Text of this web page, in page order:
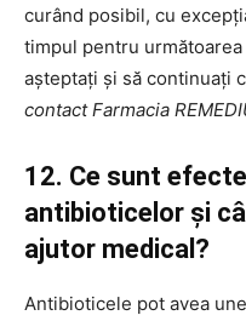
curând posibil, cu
timpul pentru
așteptați și să continuați
contact Farmacia
12. Ce sunt
antibioticelor și
ajutor medical?
Antibioticele pot avea